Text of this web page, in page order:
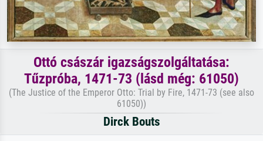
Ottó császár igazságszolgáltatása:
Tűzpróba, 1471-73 (lásd még: 61050)
(The Justice of the Emperor Otto: Trial by Fire, 1471-73 (see also
61050))
Dirck Bouts